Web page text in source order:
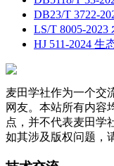
DB23/T 3722-
LS/T 8005-
HJ 511-2024 生
麦田学社作为一个交
网友。本站所有内容
点，并不代表麦田学
如其涉及版权问题，